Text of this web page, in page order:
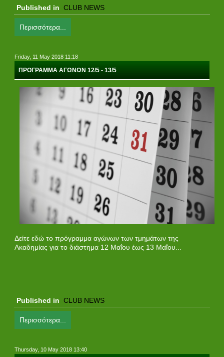
Published in CLUB NEWS
Περισσότερα...
Friday, 11 May 2018 11:18
ΠΡΟΓΡΑΜΜΑ ΑΓΩΝΩΝ 12/5 - 13/5
Δείτε εδώ το πρόγραμμα αγώνων των τμημάτων της
Ακαδημίας για το διάστημα 12 Μαΐου έως 13 Μαΐου...
Published in CLUB NEWS
Περισσότερα...
Thursday, 10 May 2018 13:40